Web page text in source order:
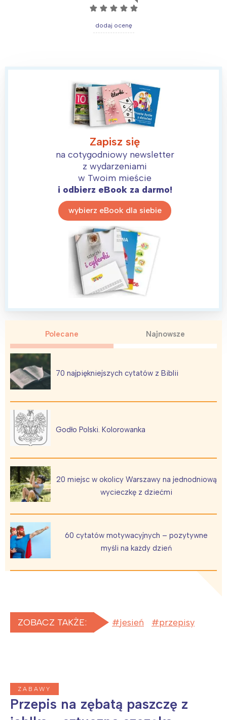
☆ ☆ ☆ ☆ ☆
dodaj ocenę
Zapisz się
na cotygodniowy newsletter
z wydarzeniami
w Twoim mieście
i odbierz eBook za darmo!
wybierz eBook dla siebie
Polecane Najnowsze
70 najpiękniejszych cytatów z Biblii
Godło Polski. Kolorowanka
20 miejsc w okolicy Warszawy na jednodniową
wycieczkę z dziećmi
60 cytatów motywacyjnych – pozytywne
myśli na każdy dzień
ZOBACZ TAKŻE: jesień przepisy
ZABAWY
Przepis na zębatą paszczę z
Warszawa